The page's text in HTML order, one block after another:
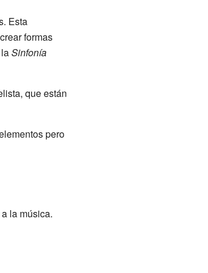
Esta
formas
Sinfonía
que están
pero
la música.